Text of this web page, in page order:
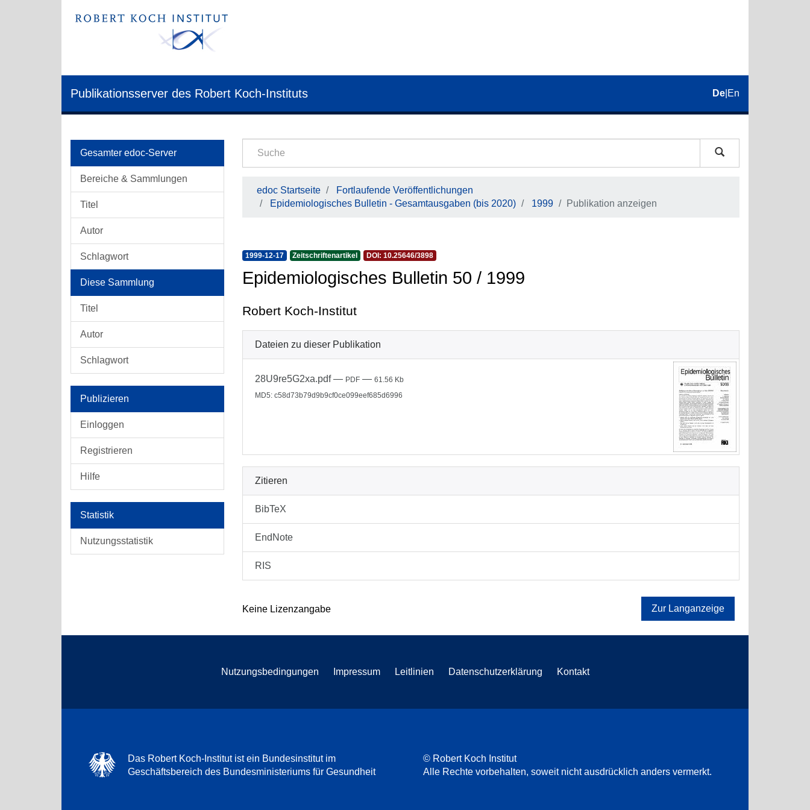
Publikationsserver des Robert Koch-Instituts De En
Gesamter edoc-Server
Bereiche & Sammlungen
Titel
Autor
Schlagwort
Diese Sammlung
Titel
Autor
Schlagwort
Publizieren
Einloggen
Registrieren
Hilfe
Statistik
Nutzungsstatistik
edoc Startseite
Fortlaufende Veröffentlichungen
Epidemiologisches Bulletin - Gesamtausgaben (bis 2020)
1999 Publikation anzeigen
1999-12-17 Zeitschriftenartikel DOI: 10.25646/3898
Epidemiologisches Bulletin 50 / 1999
Robert Koch-Institut
Dateien zu dieser Publikation
28U9re5G2xa.pdf— PDF — 61.56 Kb
MD5: c58d73b79d9b9cf0ce099eef685d6996
Zitieren
BibTeX
EndNote
RIS
Keine Lizenzangabe Zur Langanzeige
Nutzungsbedingungen Impressum Leitlinien Datenschutzerklärung Kontakt
Das Robert Koch-Institut ist ein Bundesinstitut im
Geschäftsbereich des Bundesministeriums für Gesundheit
© Robert Koch Institut
Alle Rechte vorbehalten, soweit nicht ausdrücklich anders vermerkt.